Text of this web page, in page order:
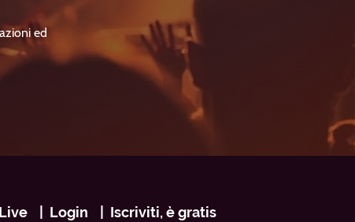
ed
Login Iscriviti, è gratis